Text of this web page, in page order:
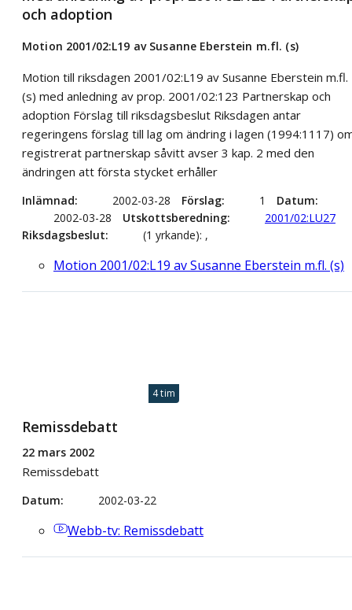
och adoption
Motion 2001/02:L19 av Susanne Eberstein m.fl. (s)
Motion till riksdagen 2001/02:L19 av Susanne Eberstein m.fl.
(s) med anledning av prop. 2001/02:123 Partnerskap och
adoption Förslag till riksdagsbeslut Riksdagen antar
regeringens förslag till lag om ändring i lagen (1994:1117)
registrerat partnerskap såvitt avser 3 kap. 2 med den
ändringen att första stycket erhåller
Inlämnad 2002-03-28 Förslag 1
Datum
2002-03-28
Utskottsberedning
2001/02:LU27
Riksdagsbeslut
(1 yrkande): ,
Motion 2001/02:L19 av Susanne Eberstein m.fl. (s)
4 tim
Remissdebatt
22 mars 2002
Remissdebatt
Datum 2002-03-22
Webb-tv: Remissdebatt